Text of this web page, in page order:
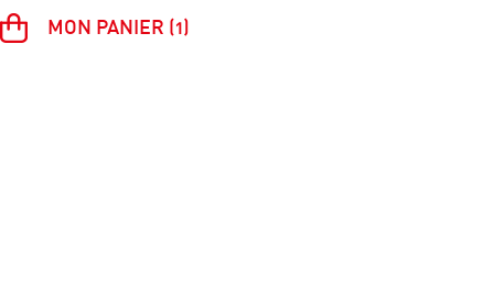
MON PANIER (1)